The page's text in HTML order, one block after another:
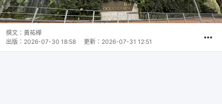
撰文： 黃祐樺
出版： 2026-07-30 18:58 更新： 2026-07-31 12:51